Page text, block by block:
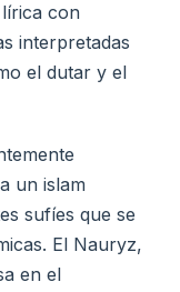
con
interpretadas
el dutar y el
un islam
sufíes que se
El Nauryz,
en el